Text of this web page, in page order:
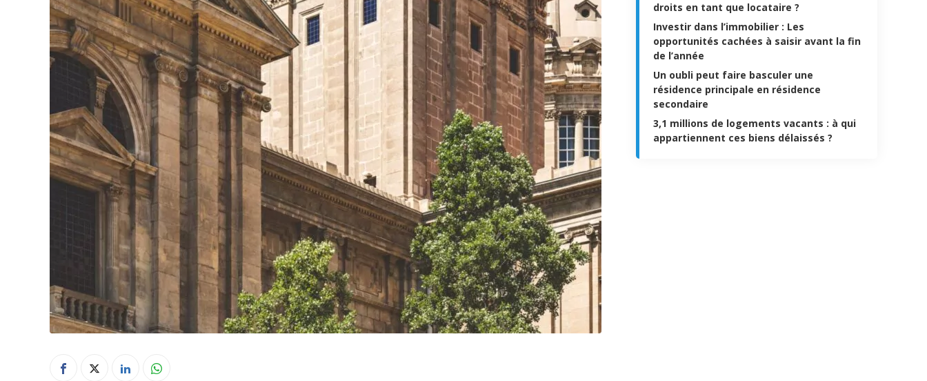
droits en tant que locataire ?
Investir dans l’immobilier : Les
opportunités cachées à saisir avant la fin
de l’année
Un oubli peut faire basculer une
résidence principale en résidence
secondaire
3,1 millions de logements vacants : à qui
appartiennent ces biens délaissés ?